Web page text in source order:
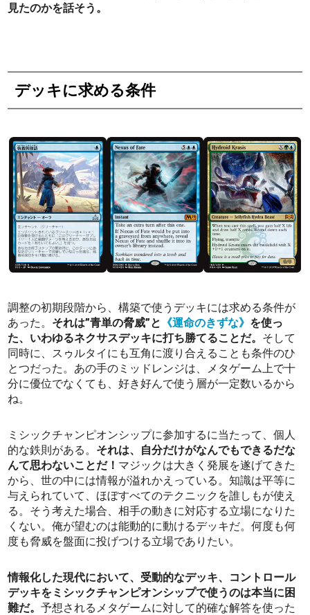
見たのかを話そう。
デッキに求める条件
調整の初期段階から、構築で使うデッキには求める条件が
あった。 それは”青単の脅威”と 《運命のきずな》 を使っ
た、いわゆるネクサスデッキに打ち勝てることだ。 そして
同時に、スゥルタイにも互角に渡り合えることも条件のひ
とつだった。あの手のミッドレンジは、メタゲーム上で十
分に優位でなくても、好き好んで使う層が一定数いるから
ね。
ミシックチャンピオンシップに参加するに当たって、個人
的な鉄則がある。 それは、自分だけがなんでもできるだな
んて思わないことだ！ マジックは大きく発展を遂げてきた
から、世の中には情報が溢れかえっている。知識は平等に
与えられていて、ほぼすべてのテクニックを誰しもが使え
る。そう考えた場合、相手の動きに対応する立場になりた
くない。俺が望むのは能動的に動けるデッキだ。何度も何
度も脅威を盤面に投げつける立場でありたい。
情報化した現代において、受動的なデッキ、コントロール
デッキをミシックチャンピオンシップで使うのは本当に困
難だ。予想されるメタゲームに対して的確な解答を使った